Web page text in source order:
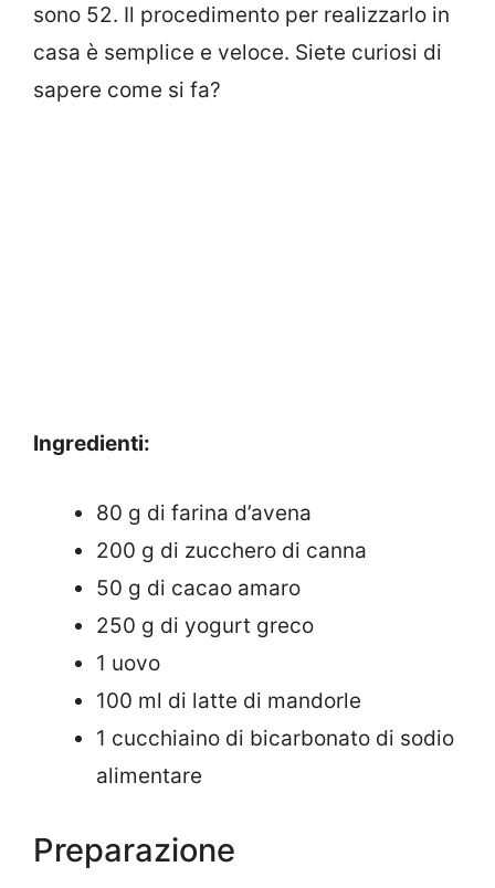
sono 52. Il procedimento per realizzarlo in
casa è semplice e veloce. Siete curiosi di
sapere come si fa?
Ingredienti:
80 g di farina d’avena
200 g di zucchero di canna
50 g di cacao amaro
250 g di yogurt greco
1 uovo
100 ml di latte di mandorle
1 cucchiaino di bicarbonato di sodio
alimentare
Preparazione